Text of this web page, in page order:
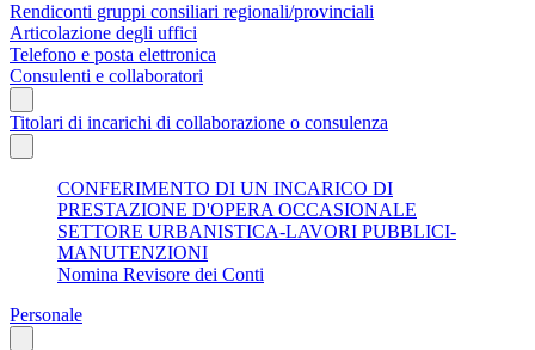
Rendiconti gruppi consiliari regionali/provinciali
Articolazione degli uffici
Telefono e posta elettronica
Consulenti e collaboratori
Titolari di incarichi di collaborazione o consulenza
CONFERIMENTO DI UN INCARICO DI
PRESTAZIONE D'OPERA OCCASIONALE
SETTORE URBANISTICA-LAVORI PUBBLICI-
MANUTENZIONI
Nomina Revisore dei Conti
Personale